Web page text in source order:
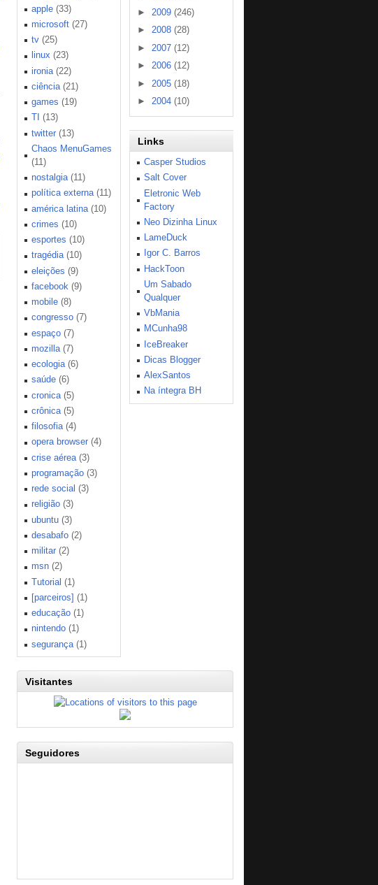
apple (33)
microsoft (27)
tv (25)
linux (23)
ironia (22)
ciência (21)
games (19)
TI (13)
twitter (13)
Chaos MenuGames
(11)
nostalgia (11)
política externa (11)
américa latina (10)
crimes (10)
esportes (10)
tragédia (10)
eleições (9)
facebook (9)
mobile (8)
congresso (7)
espaço (7)
mozilla (7)
ecologia (6)
saúde (6)
cronica (5)
crônica (5)
filosofia (4)
opera browser (4)
crise aérea (3)
programação (3)
rede social (3)
religião (3)
ubuntu (3)
desabafo (2)
militar (2)
msn (2)
Tutorial (1)
[parceiros] (1)
educação (1)
nintendo (1)
segurança (1)
► 2009(246)
►2008(28)
► 2007(12)
►2006(12)
► 2005(18)
►2004(10)
Links
Casper Studios
Salt Cover
Eletronic Web
Factory
Neo Dizinha Linux
LameDuck
Igor C. Barros
HackToon
Um Sabado
Qualquer
VbMania
MCunha98
IceBreaker
Dicas Blogger
AlexSantos
Na íntegra BH
Visitantes
Seguidores